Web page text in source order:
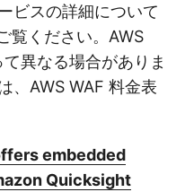
ビスの詳細について
覧ください。AWS
異なる場合がありま
、AWS WAF 料金表
embedded
Quicksight